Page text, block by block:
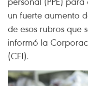
un fuerte aumento
de esos rubros que
informó la
(CFI).